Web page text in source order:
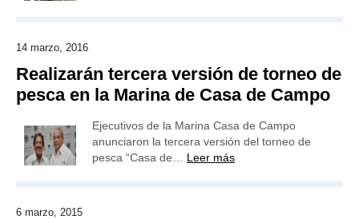
14 marzo, 2016
Realizarán tercera versión de torneo de
pesca en la Marina de Casa de Campo
Ejecutivos de la Marina Casa de Campo
anunciaron la tercera versión del torneo de
pesca “Casa de… Leer más
6 marzo, 2015